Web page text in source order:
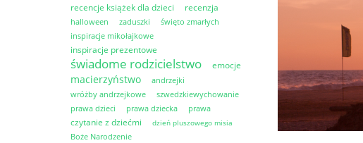
recencje książek dla dzieci recenzja
halloween zaduszki
święto zmarłych
inspiracje mikołajkowe
inspiracje prezentowe
świadome rodzicielstwo emocje
macierzyństwo
andrzejki
wróżby andrzejkowe
szwedzkiewychowanie
prawa dzieci
prawa dziecka prawa
czytanie z dziećmi dzień pluszowego misia
Boże Narodzenie